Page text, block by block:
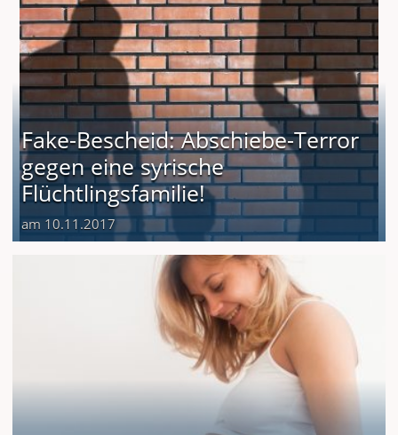
Fake-Bescheid: Abschiebe-Terror
gegen eine syrische
Flüchtlingsfamilie!
am 10.11.2017